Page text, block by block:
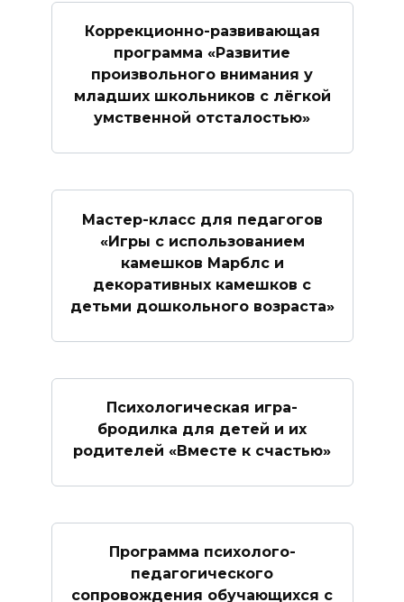
Коррекционно-развивающая
программа «Развитие
произвольного внимания у
младших школьников с лёгкой
умственной отсталостью»
Мастер-класс для педагогов
«Игры с использованием
камешков Марблс и
декоративных камешков с
детьми дошкольного возраста»
Психологическая игра-
бродилка для детей и их
родителей «Вместе к счастью»
Программа психолого-
педагогического
сопровождения обучающихся с